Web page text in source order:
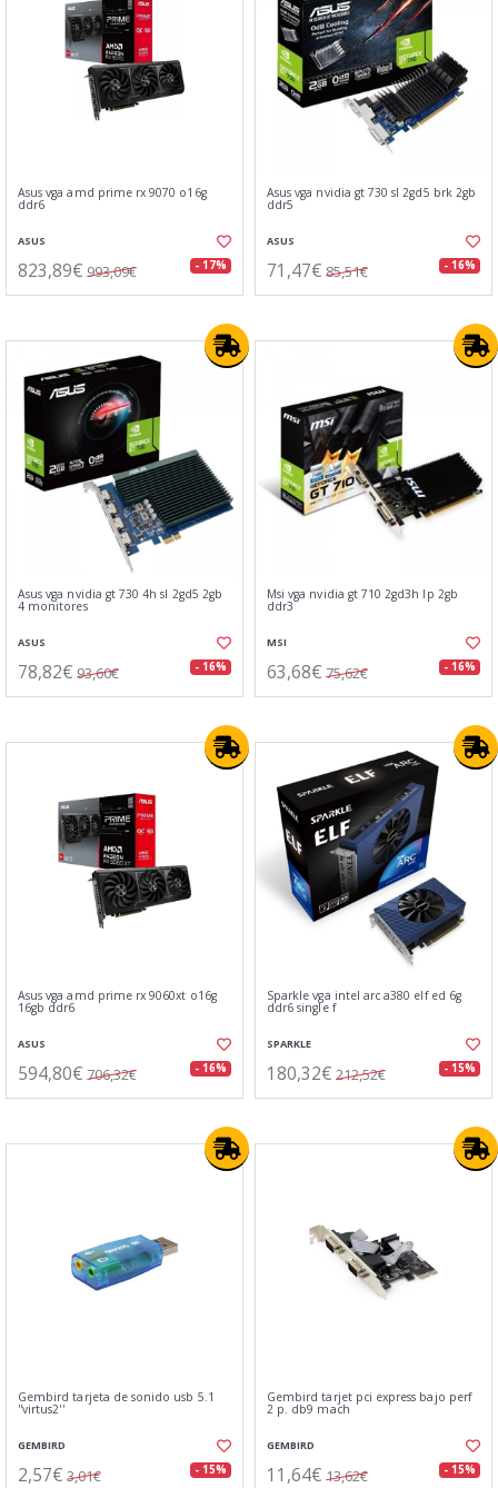
Asus vga amd prime rx 9070 o16g
ddr6
ASUS
823,89€ 993,09€ - 17%
Asus vga nvidia gt 730 sl 2gd5 brk 2gb
ddr5
ASUS
71,47€ 85,51€ - 16%
Asus vga nvidia gt 730 4h sl 2gd5 2gb
4 monitores
ASUS
78,82€ 93,60€ - 16%
Msi vga nvidia gt 710 2gd3h lp 2gb
ddr3
MSI
63,68€ 75,62€ - 16%
Asus vga amd prime rx 9060xt o16g
16gb ddr6
ASUS
594,80€ 706,32€ - 16%
Sparkle vga intel arc a380 elf ed 6g
ddr6 single f
SPARKLE
180,32€ 212,52€ - 15%
Gembird tarjeta de sonido usb 5.1
''virtus2''
GEMBIRD
2,57€ 3,01€ - 15%
Gembird tarjet pci express bajo perf
2 p. db9 mach
GEMBIRD
11,64€ 13,62€ - 15%